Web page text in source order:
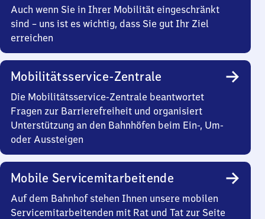
Auch wenn Sie in Ihrer Mobilität eingeschränkt
sind – uns ist es wichtig, dass Sie gut Ihr Ziel
erreichen
Mobilitätsservice-Zentrale
Die Mobilitätsservice-Zentrale beantwortet
Fragen zur Barrierefreiheit und organisiert
Unterstützung an den Bahnhöfen beim Ein-, Um-
oder Aussteigen
Mobile Servicemitarbeitende
Auf dem Bahnhof stehen Ihnen unsere mobilen
Servicemitarbeitenden mit Rat und Tat zur Seite